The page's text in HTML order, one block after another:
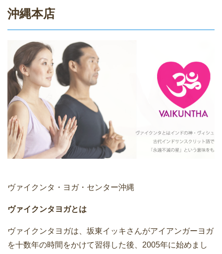
沖縄本店
ヴァイクンタ・ヨガ・センター沖縄
ヴァイクンタヨガとは
ヴァイクンタヨガは、坂東イッキさんがアイアンガーヨガ
を十数年の時間をかけて習得した後、2005年に始めまし